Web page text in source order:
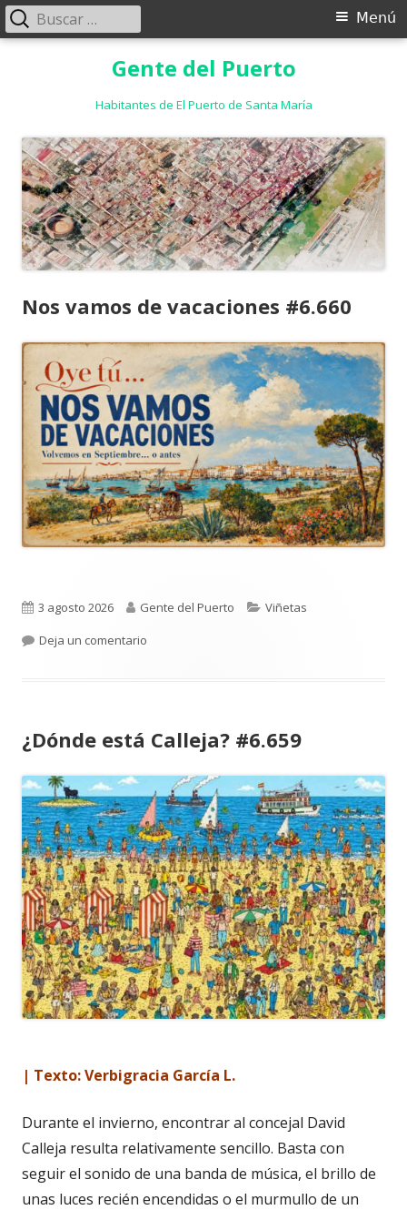
Gente del Puerto
Habitantes de El Puerto de Santa María
Menú
Menú
Buscar:
Nos vamos de vacaciones #6.660
Publicado
el
3 agosto 2026 Autor
Gente del Puerto Categorías
Viñetas
Deja un comentario
¿Dónde está Calleja? #6.659
| Texto: Verbigracia García L.
Durante el invierno, encontrar al concejal David
Calleja resulta relativamente sencillo. Basta con
seguir el sonido de una banda de música, el brillo de
unas luces recién encendidas o el murmullo de un